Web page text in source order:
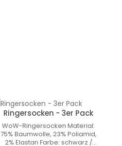
Ringersocken - 3er Pack
WoW-Ringersocken Material:
75% Baumwolle, 23% Poliamid,
2% Elastan Farbe: schwarz /